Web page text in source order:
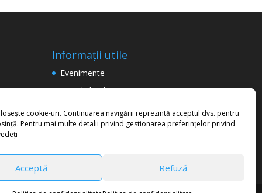
cookie-uri. Continuarea navigării reprezintă acceptul dvs. pentru
Pentru mai multe detalii privind gestionarea preferințelor privind
Acceptă Refuză
Informații utile
Evenimente
Consiliul Județean Maramureș
Termeni şi condiţii de utilizare a
site-ului